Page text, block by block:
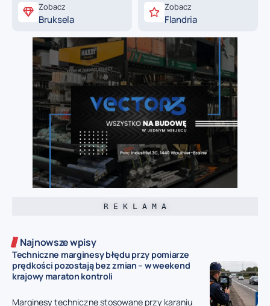
Zobacz
Bruksela
Zobacz
Flandria
R E K L A M A
Najnowsze wpisy
Techniczne marginesy błędu przy pomiarze
prędkości pozostają bez zmian – w weekend
krajowy maraton kontroli
Marginesy techniczne stosowane przy karaniu